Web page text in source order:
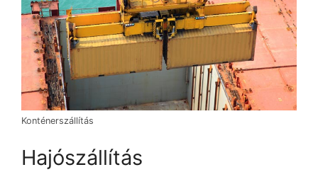
Konténerszállítás
Hajószállítás